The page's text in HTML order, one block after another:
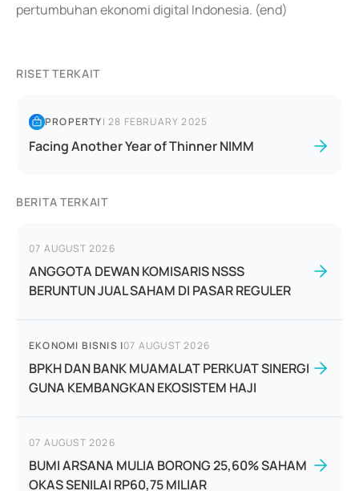
pertumbuhan ekonomi digital Indonesia. (end)
RISET TERKAIT
PROPERTY|28 FEBRUARY 2025
Facing Another Year of Thinner NIMM
BERITA TERKAIT
07 AUGUST 2026
ANGGOTA DEWAN KOMISARIS NSSS
BERUNTUN JUAL SAHAM DI PASAR REGULER
EKONOMI BISNIS |07 AUGUST 2026
BPKH DAN BANK MUAMALAT PERKUAT SINERGI
GUNA KEMBANGKAN EKOSISTEM HAJI
07 AUGUST 2026
BUMI ARSANA MULIA BORONG 25,60% SAHAM
OKAS SENILAI RP60,75 MILIAR